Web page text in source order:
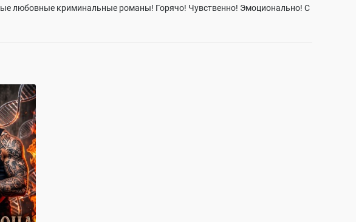
любовные криминальные романы! Горячо! Чувственно! Эмоционально! С